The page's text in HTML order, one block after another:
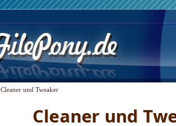
Cleaner und Tweaker
Cleaner und